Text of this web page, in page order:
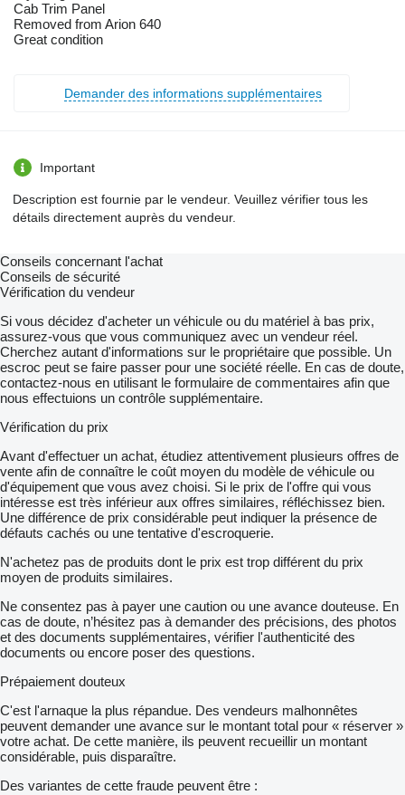
Cab Trim Panel
Removed from Arion 640
Great condition
Demander des informations supplémentaires
Important
Description est fournie par le vendeur. Veuillez vérifier tous les
détails directement auprès du vendeur.
Conseils concernant l'achat
Conseils de sécurité
Vérification du vendeur
Si vous décidez d'acheter un véhicule ou du matériel à bas prix,
assurez-vous que vous communiquez avec un vendeur réel.
Cherchez autant d'informations sur le propriétaire que possible. Un
escroc peut se faire passer pour une société réelle. En cas de doute,
contactez-nous en utilisant le formulaire de commentaires afin que
nous effectuions un contrôle supplémentaire.
Vérification du prix
Avant d'effectuer un achat, étudiez attentivement plusieurs offres de
vente afin de connaître le coût moyen du modèle de véhicule ou
d'équipement que vous avez choisi. Si le prix de l'offre qui vous
intéresse est très inférieur aux offres similaires, réfléchissez bien.
Une différence de prix considérable peut indiquer la présence de
défauts cachés ou une tentative d'escroquerie.
N'achetez pas de produits dont le prix est trop différent du prix
moyen de produits similaires.
Ne consentez pas à payer une caution ou une avance douteuse. En
cas de doute, n’hésitez pas à demander des précisions, des photos
et des documents supplémentaires, vérifier l'authenticité des
documents ou encore poser des questions.
Prépaiement douteux
C'est l'arnaque la plus répandue. Des vendeurs malhonnêtes
peuvent demander une avance sur le montant total pour « réserver »
votre achat. De cette manière, ils peuvent recueillir un montant
considérable, puis disparaître.
Des variantes de cette fraude peuvent être :